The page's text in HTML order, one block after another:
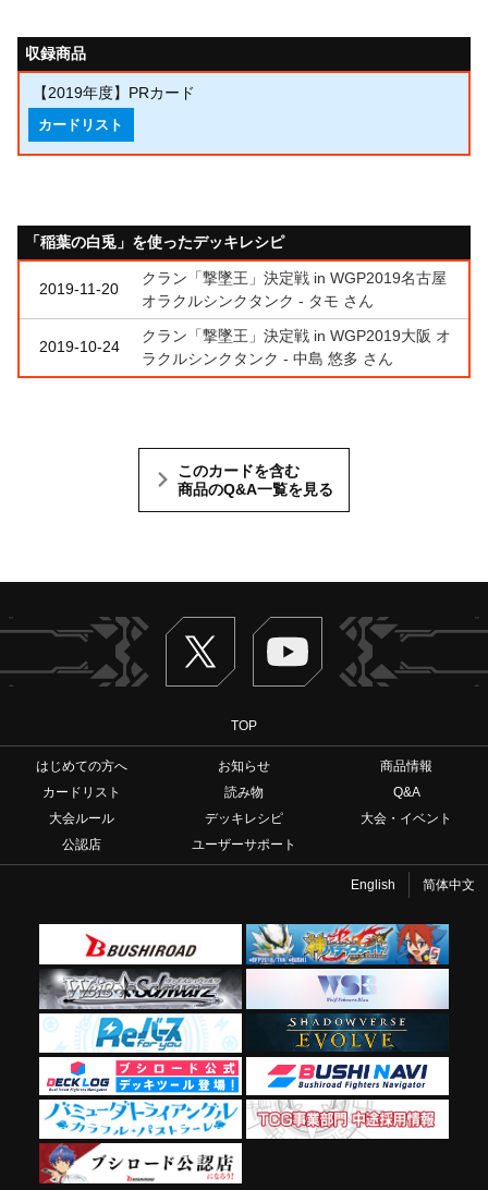
収録商品
【2019年度】PRカード
カードリスト
「稲葉の白兎」を使ったデッキレシピ
2019-11-20
クラン「撃墜王」決定戦 in WGP2019名古屋
オラクルシンクタンク - タモ さん
2019-10-24
クラン「撃墜王」決定戦 in WGP2019大阪 オ
ラクルシンクタンク - 中島 悠多 さん
このカードを含む
商品のQ&A一覧を見る
Twitter ヴァンガードch
TOP
はじめての方へ お知らせ
商品情報
カードリスト
読み物
Q&A
大会ルール
デッキレシピ
大会・イベント
公認店
ユーザーサポート
English 简体中文